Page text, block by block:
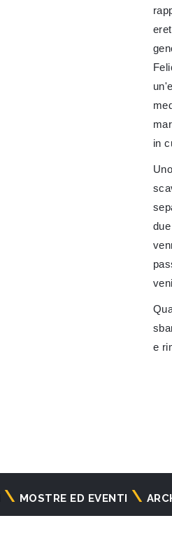
in
e
MOSTRE ED EVENTI